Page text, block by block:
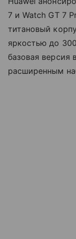
7 и Watch GT 7
титановый
яркостью до
базовая версия
расширенным